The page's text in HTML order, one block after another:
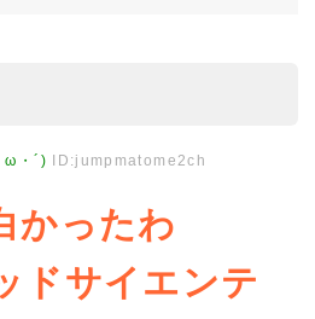
ω・´) ID:jumpmatome2ch
かったわ
ドサイエンテ